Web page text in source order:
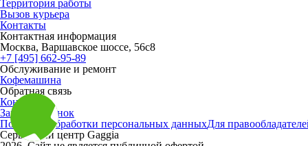
Территория работы
Вызов курьера
Контакты
Контактная информация
Москва, Варшавское шоссе, 56с8
+7 [495] 662-95-89
Обслуживание и ремонт
Кофемашина
Обратная связь
Контакты
Заказать звонок
Политика обработки персональных данныхДля
Сервисный центр Gaggia